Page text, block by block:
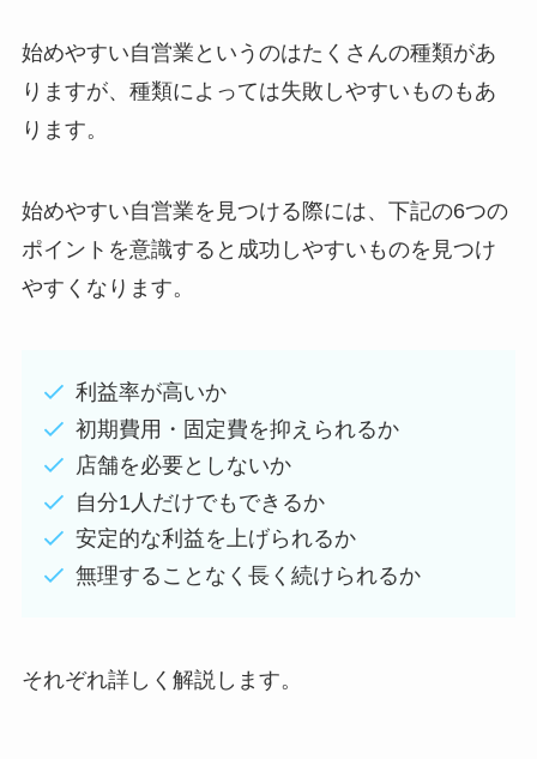
始めやすい自営業というのはたくさんの種類があ
りますが、種類によっては失敗しやすいものもあ
ります。
始めやすい自営業を見つける際には、下記の6つの
ポイントを意識すると成功しやすいものを見つけ
やすくなります。
利益率が高いか
初期費用・固定費を抑えられるか
店舗を必要としないか
自分1人だけでもできるか
安定的な利益を上げられるか
無理することなく長く続けられるか
それぞれ詳しく解説します。